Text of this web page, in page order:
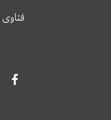
c